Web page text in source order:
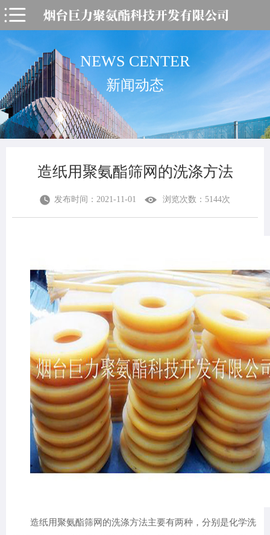
NEWS CENTER
新闻动态
造纸用聚氨酯筛网的洗涤方法
发布时间：2021-11-01 浏览次数：5144次
造纸用聚氨酯筛网的洗涤方法主要有两种，分别是化学洗